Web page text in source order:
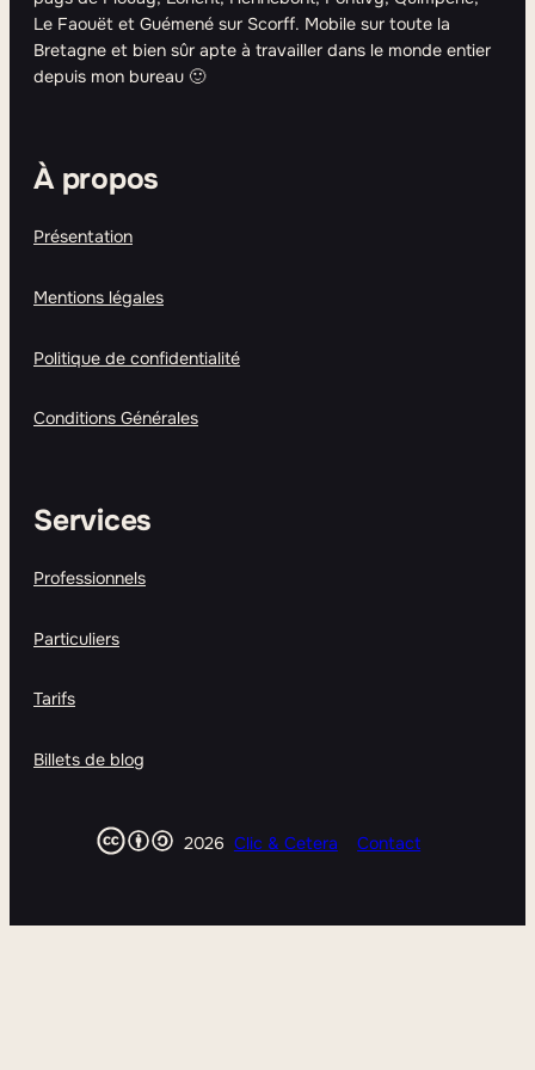
Le Faouët et Guémené sur Scorff. Mobile sur toute la
Bretagne et bien sûr apte à travailler dans le monde entier
depuis mon bureau 🙂
À propos
Présentation
Mentions légales
Politique de confidentialité
Conditions Générales
Services
Professionnels
Particuliers
Tarifs
Billets de blog
2026 Clic & Cetera Contact